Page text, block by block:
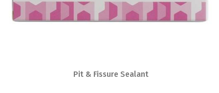
Pit & Fissure Sealant